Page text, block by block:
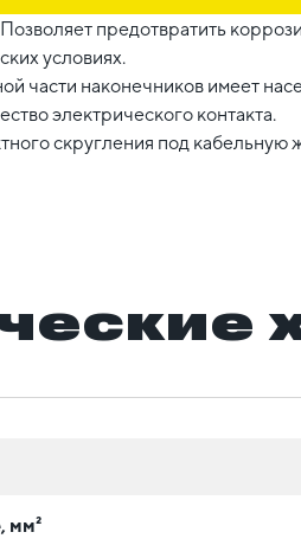
предотвратить
условиях.
части наконечников имеет
электрического контакта.
скругления под
мм²